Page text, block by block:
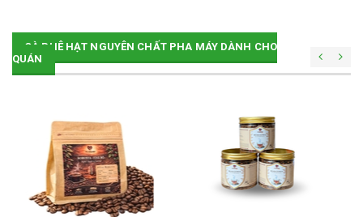
CÀ PHÊ HẠT NGUYÊN CHẤT PHA MÁY DÀNH CHO
QUÁN